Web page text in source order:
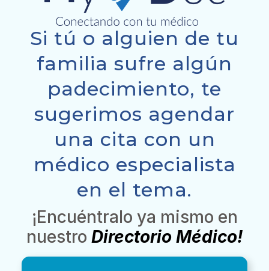
Si tú o alguien de tu
familia sufre algún
padecimiento, te
sugerimos agendar
una cita con un
médico especialista
en el tema.
¡Encuéntralo ya mismo en
nuestro Directorio Médico!